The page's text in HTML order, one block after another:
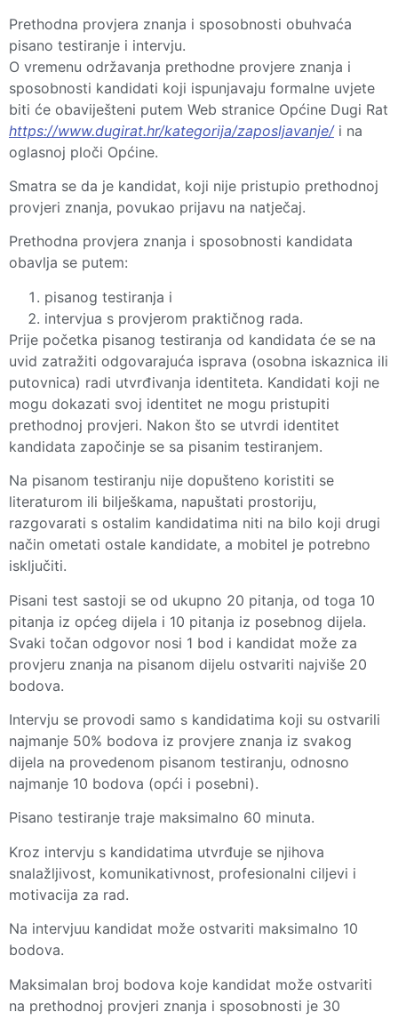
Prethodna provjera znanja i sposobnosti obuhvaća
pisano testiranje i intervju.
O vremenu održavanja prethodne provjere znanja i
sposobnosti kandidati koji ispunjavaju formalne uvjete
biti će obaviješteni putem Web stranice Općine Dugi Rat
https://www.dugirat.hr/kategorija/zaposljavanje/i na
oglasnoj ploči Općine.
Smatra se da je kandidat, koji nije pristupio prethodnoj
provjeri znanja, povukao prijavu na natječaj.
Prethodna provjera znanja i sposobnosti kandidata
obavlja se putem:
pisanog testiranja i
intervjua s provjerom praktičnog rada.
Prije početka pisanog testiranja od kandidata će se na
uvid zatražiti odgovarajuća isprava (osobna iskaznica ili
putovnica) radi utvrđivanja identiteta. Kandidati koji ne
mogu dokazati svoj identitet ne mogu pristupiti
prethodnoj provjeri. Nakon što se utvrdi identitet
kandidata započinje se sa pisanim testiranjem.
Na pisanom testiranju nije dopušteno koristiti se
literaturom ili bilješkama, napuštati prostoriju,
razgovarati s ostalim kandidatima niti na bilo koji drugi
način ometati ostale kandidate, a mobitel je potrebno
isključiti.
Pisani test sastoji se od ukupno 20 pitanja, od toga 10
pitanja iz općeg dijela i 10 pitanja iz posebnog dijela.
Svaki točan odgovor nosi 1 bod i kandidat može za
provjeru znanja na pisanom dijelu ostvariti najviše 20
bodova.
Intervju se provodi samo s kandidatima koji su ostvarili
najmanje 50% bodova iz provjere znanja iz svakog
dijela na provedenom pisanom testiranju, odnosno
najmanje 10 bodova (opći i posebni).
Pisano testiranje traje maksimalno 60 minuta.
Kroz intervju s kandidatima utvrđuje se njihova
snalažljivost, komunikativnost, profesionalni ciljevi i
motivacija za rad.
Na intervjuu kandidat može ostvariti maksimalno 10
bodova.
Maksimalan broj bodova koje kandidat može ostvariti
na prethodnoj provjeri znanja i sposobnosti je 30